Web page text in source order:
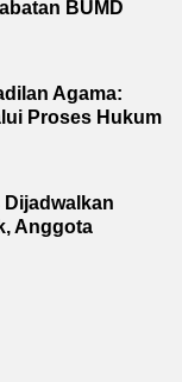
BUMD
Agama:
Proses Hukum
Dijadwalkan
Anggota